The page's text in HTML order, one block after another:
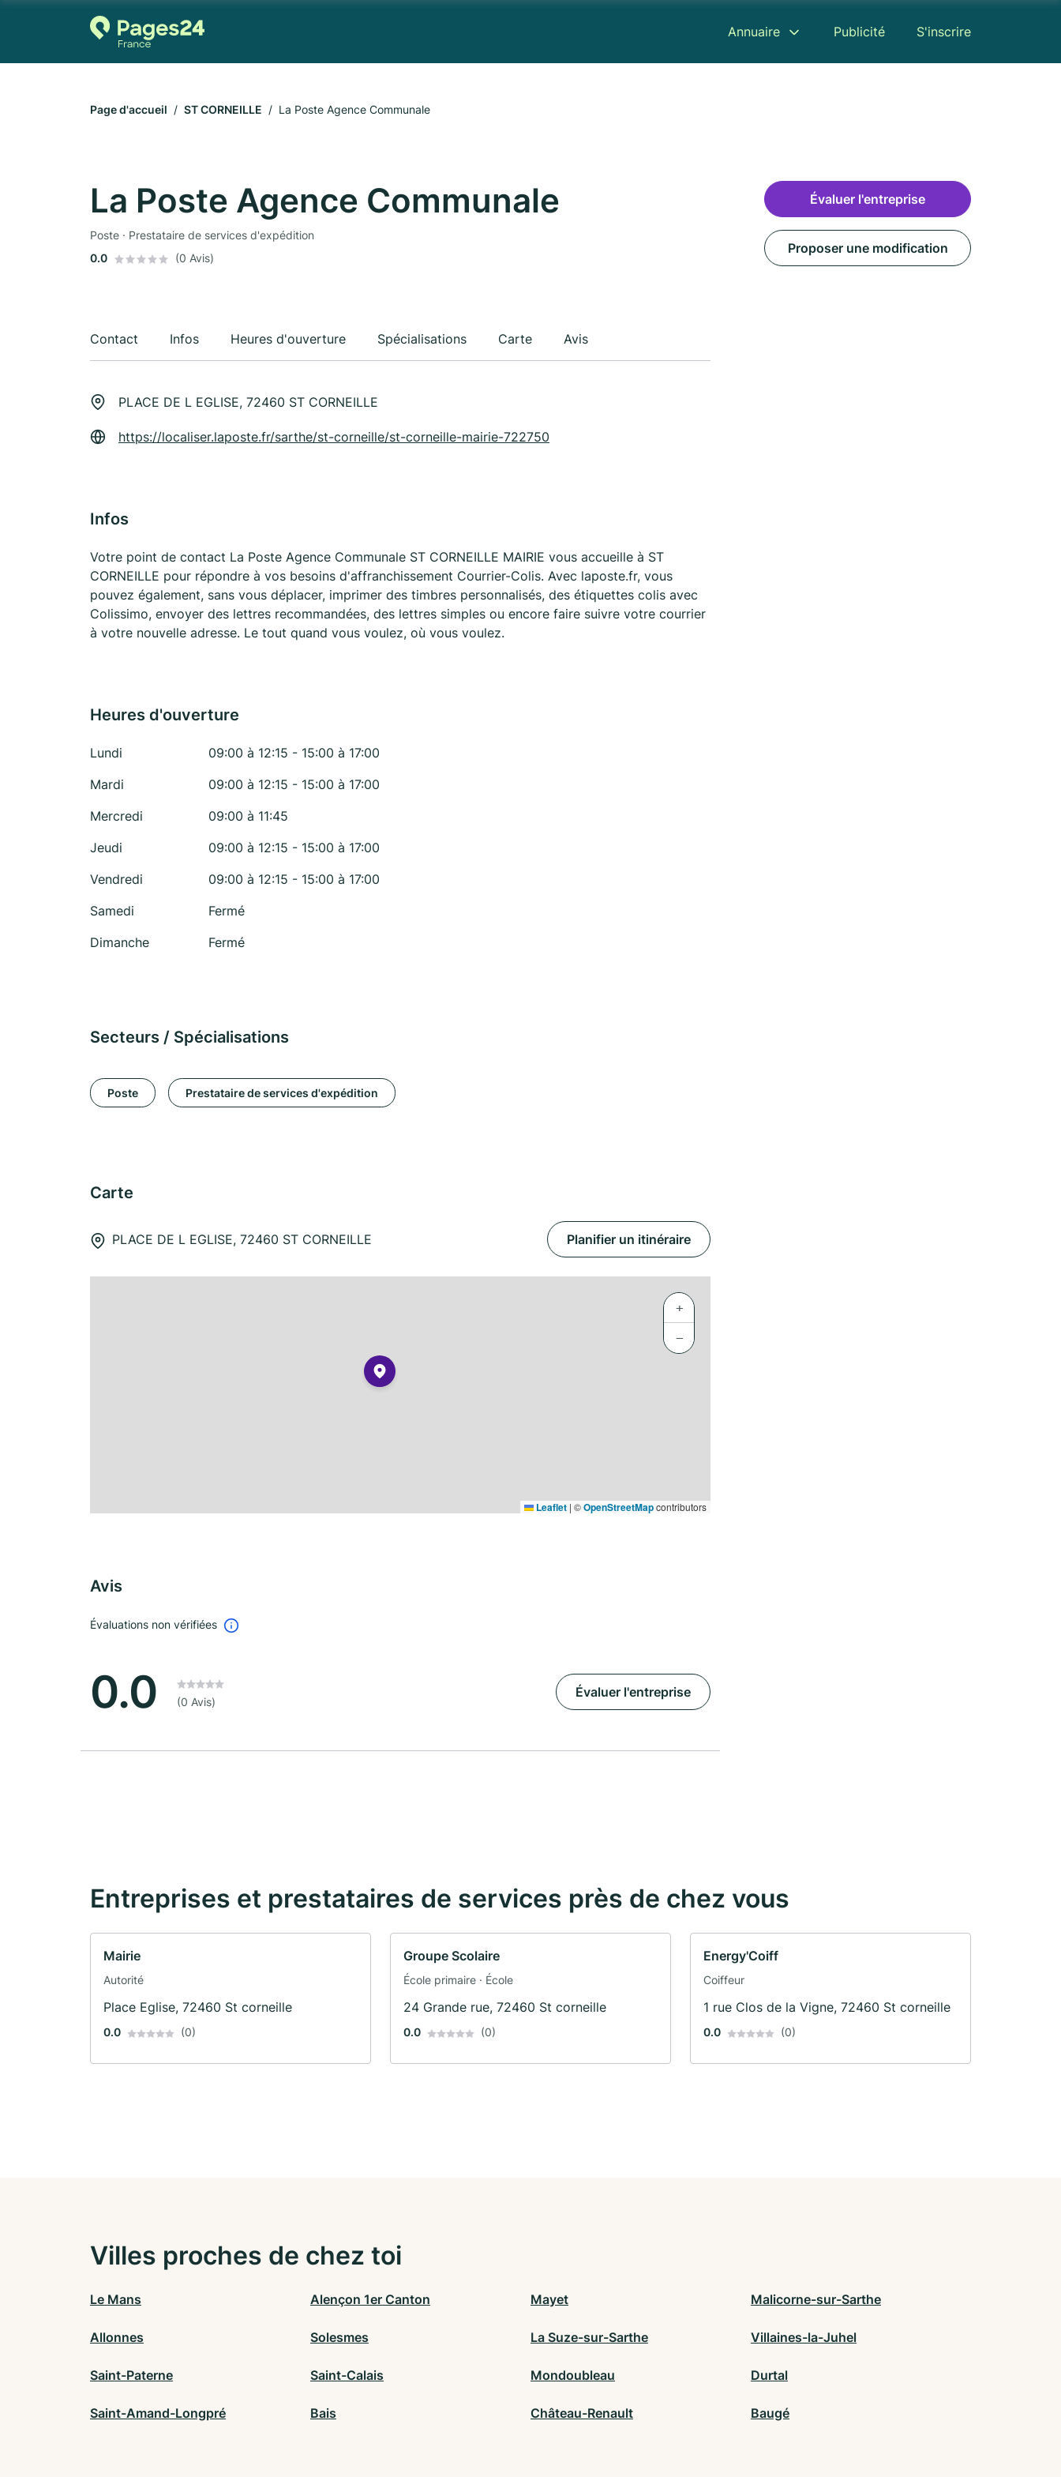
Annuaire Publicité S'inscrire
Page d'accueil ST CORNEILLE La Poste Agence Communale
La Poste Agence Communale
Poste · Prestataire de services d'expédition
0.0
(0 Avis)
Contact Infos Heures d'ouverture Spécialisations Carte Avis
PLACE DE L EGLISE, 72460 ST CORNEILLE
https://localiser.laposte.fr/sarthe/st-corneille/st-corneille-mairie-722750
Infos
Votre point de contact La Poste Agence Communale ST CORNEILLE MAIRIE vous accueille à ST
CORNEILLE pour répondre à vos besoins d'affranchissement Courrier-Colis. Avec laposte.fr, vous
pouvez également, sans vous déplacer, imprimer des timbres personnalisés, des étiquettes colis avec
Colissimo, envoyer des lettres recommandées, des lettres simples ou encore faire suivre votre courrier
à votre nouvelle adresse. Le tout quand vous voulez, où vous voulez.
Heures d'ouverture
Lundi
09:00 à 12:15 - 15:00 à 17:00
Mardi
09:00 à 12:15 - 15:00 à 17:00
Mercredi
09:00 à 11:45
Jeudi
09:00 à 12:15 - 15:00 à 17:00
Vendredi
09:00 à 12:15 - 15:00 à 17:00
Samedi
Fermé
Dimanche
Fermé
Secteurs / Spécialisations
Poste Prestataire de services d'expédition
Carte
PLACE DE L EGLISE, 72460 ST CORNEILLE Planifier un itinéraire
+
−
Leaflet | ©OpenStreetMapcontributors
Avis
Évaluations non vérifiées
0.0 (0 Avis)
Évaluer l'entreprise
Évaluer l'entreprise
Proposer une modification
Entreprises et prestataires de services près de chez vous
Mairie
Autorité
Place Eglise, 72460 St corneille
0.0 (0)
Groupe Scolaire
École primaire · École
24 Grande rue, 72460 St corneille
0.0 (0)
Energy'Coiff
Coiffeur
1 rue Clos de la Vigne, 72460 St corneille
0.0 (0)
Villes proches de chez toi
Le Mans Alençon 1er Canton Mayet Malicorne-sur-Sarthe
Allonnes Solesmes La Suze-sur-Sarthe Villaines-la-Juhel
Saint-Paterne Saint-Calais Mondoubleau Durtal
Saint-Amand-Longpré Bais Château-Renault Baugé